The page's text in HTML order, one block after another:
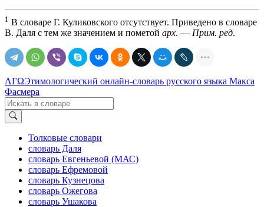
1 В словаре Г. Куликовского отсутствует. Приведено в словаре
В. Даля с тем же значением и пометой арх. — Прим. ред.
ΛΓΩЭтимологический онлайн-словарь русского языка Макса
Фасмера
Толковые словари
словарь Даля
словарь Евгеньевой (МАС)
словарь Ефремовой
словарь Кузнецова
словарь Ожегова
словарь Ушакова